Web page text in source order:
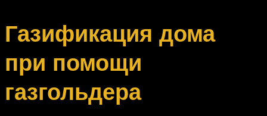
Газификация дома
при помощи
газгольдера